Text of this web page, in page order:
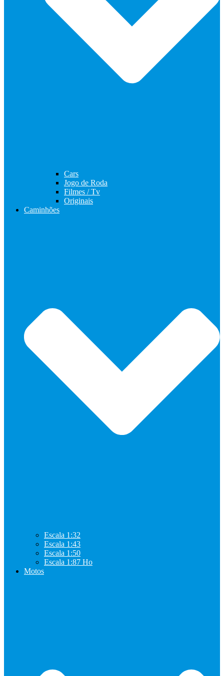
Cars
Jogo de Roda
Filmes / Tv
Originais
Caminhões
Escala 1:32
Escala 1:43
Escala 1:50
Escala 1:87 Ho
Motos